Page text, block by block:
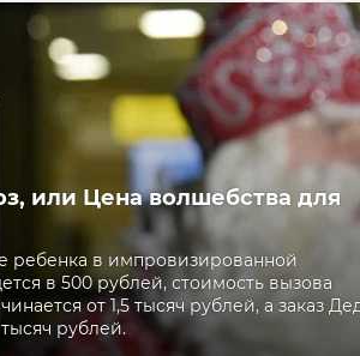
или Цена волшебства для
ребенка в импровизированной
в 500 рублей, стоимость вызова
от 1,5 тысяч рублей, а заказ
рублей.